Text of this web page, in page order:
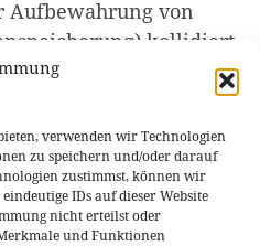
verwenden wir Technologien
zu speichern und/oder darauf
zustimmst, können wir
IDs auf dieser Website
nicht erteilst oder
und Funktionen
Aufbewahrung von
kollidiert,
Berichtigung falscher
oder Löschung
Daten.
Impressum zu